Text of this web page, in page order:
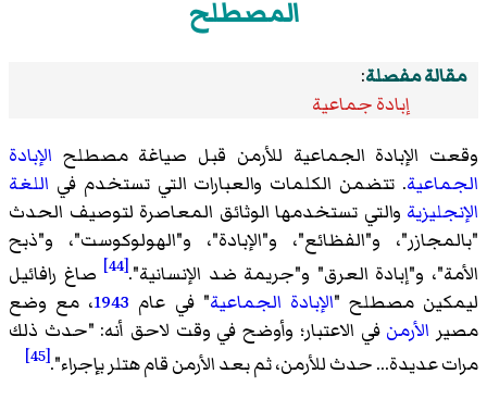
المصطلح
مقالة مفصلة:
إبادة جماعية
وقعت الإبادة الجماعية للأرمن قبل صياغة مصطلح الإبادة
الجماعية. تتضمن الكلمات والعبارات التي تستخدم في اللغة
الإنجليزية والتي تستخدمها الوثائق المعاصرة لتوصيف الحدث
"بالمجازر"، و"الفظائع"، و"الإبادة"، و"الهولوكوست"، و"ذبح
الأمة"، و"إبادة العرق" و"جريمة ضد الإنسانية".[44]
صاغ رافائيل
ليمكين مصطلح "الإبادة الجماعية" في عام 1943، مع وضع
مصير الأرمن في الاعتبار؛ وأوضح في وقت لاحق أنه: "حدث ذلك
مرات عديدة... حدث للأرمن، ثم بعد الأرمن قام هتلر بإجراء".[45]